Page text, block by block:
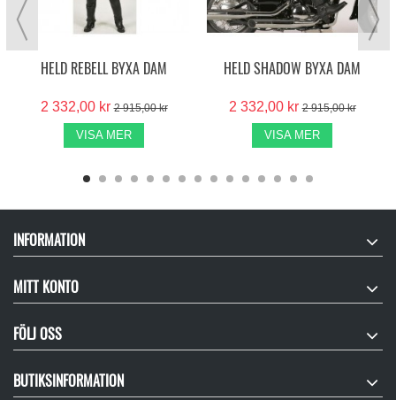
HELD REBELL BYXA DAM
2 332,00 kr2 915,00 kr
VISA MER
HELD SHADOW BYXA DAM
2 332,00 kr2 915,00 kr
VISA MER
INFORMATION
MITT KONTO
FÖLJ OSS
BUTIKSINFORMATION